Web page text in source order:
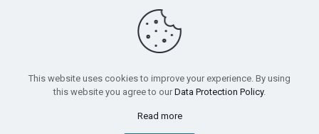
Értéktár
Pályázatok
Tudományos beszámoló, küldetésnyilatkozat
© 2023 Móra Ferenc Múzeum, Szeged
This website uses cookies to improve your experience. By using
this website you agree to our Data Protection Policy.
Read more